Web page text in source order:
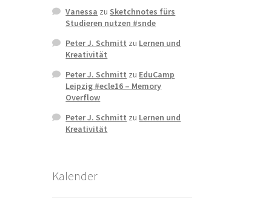
Vanessa zu Sketchnotes fürs
Studieren nutzen #snde
Peter J. Schmitt zu Lernen und
Kreativität
Peter J. Schmitt zu EduCamp
Leipzig #ecle16 – Memory
Overflow
Peter J. Schmitt zu Lernen und
Kreativität
Kalender